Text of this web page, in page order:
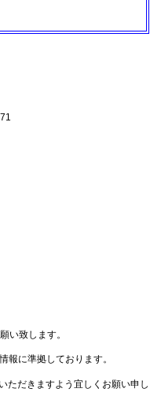
い致します。
報に準拠しております。
ただきますよう宜しくお願い申し